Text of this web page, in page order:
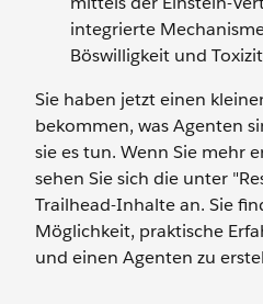
integrierte
Böswilligkeit und
Sie haben jetzt einen
bekommen, was Agenten
sie es tun. Wenn Sie mehr
sehen Sie sich die unter
Trailhead-Inhalte an. Sie
Möglichkeit, praktische
und einen Agenten zu